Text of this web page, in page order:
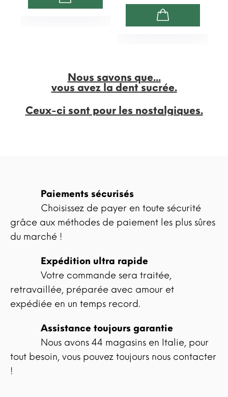
Nous savons que...
vous avez la dent sucrée.
Ceux-ci sont pour les nostalgiques.
Paiements sécurisés
Choisissez de payer en toute sécurité
grâce aux méthodes de paiement les plus sûres
du marché !
Expédition ultra rapide
Votre commande sera traitée,
retravaillée, préparée avec amour et
expédiée en un temps record.
Assistance toujours garantie
Nous avons 44 magasins en Italie, pour
tout besoin, vous pouvez toujours nous contacter
!